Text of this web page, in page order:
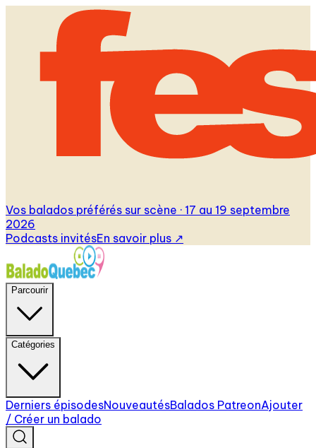
Vos balados préférés sur scène · 17 au 19 septembre
2026
Podcasts invitésEn savoir plus ↗
Parcourir
Catégories
Derniers épisodesNouveautésBalados PatreonAjouter
/ Créer un balado